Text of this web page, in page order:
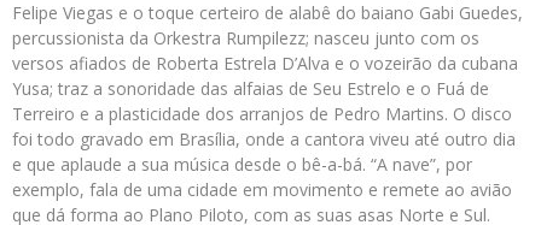
Felipe Viegas e o toque certeiro de alabê do baiano Gabi Guedes,
percussionista da Orkestra Rumpilezz; nasceu junto com os
versos afiados de Roberta Estrela D’Alva e o vozeirão da cubana
Yusa; traz a sonoridade das alfaias de Seu Estrelo e o Fuá de
Terreiro e a plasticidade dos arranjos de Pedro Martins. O disco
foi todo gravado em Brasília, onde a cantora viveu até outro dia
e que aplaude a sua música desde o bê-a-bá. “A nave”, por
exemplo, fala de uma cidade em movimento e remete ao avião
que dá forma ao Plano Piloto, com as suas asas Norte e Sul.